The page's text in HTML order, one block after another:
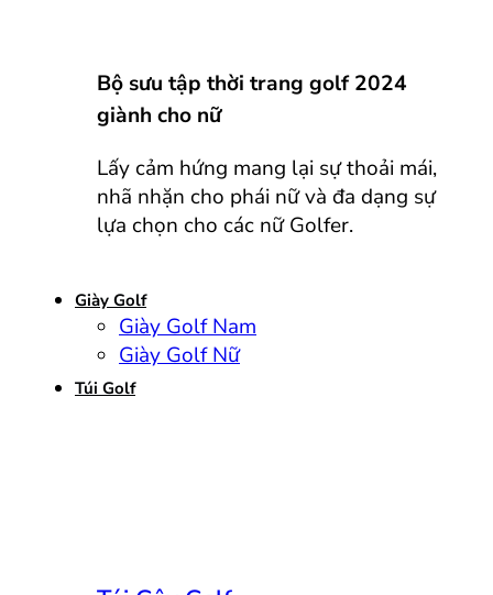
Bộ sưu tập thời trang golf 2024
giành cho nữ
Lấy cảm hứng mang lại sự thoải mái,
nhã nhặn cho phái nữ và đa dạng sự
lựa chọn cho các nữ Golfer.
Giày Golf
Giày Golf Nam
Giày Golf Nữ
Túi Golf